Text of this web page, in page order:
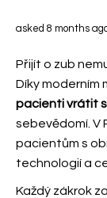
asked 8 months
Přijít o zub
Díky moderním
pacienti vrátit
sebevědomí. V
pacientům s
technologií a
Každý zákrok